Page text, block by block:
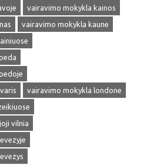
vairavimo mokykla kainos
vairavimo mokykla kaune
vairavimo mokykla londone
vilnia